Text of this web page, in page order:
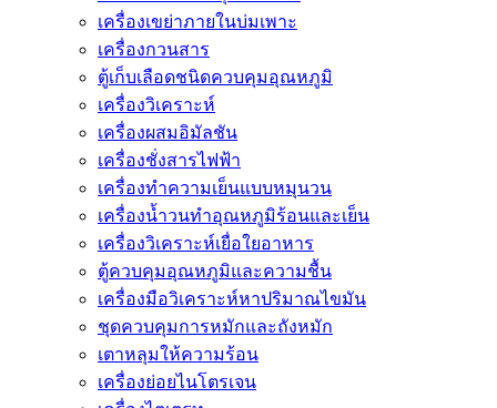
เครื่องเขย่าภายในบ่มเพาะ
เครื่องกวนสาร
ตู้เก็บเลือดชนิดควบคุมอุณหภูมิ
เครื่องวิเคราะห์
เครื่องผสมอิมัลชัน
เครื่องชั่งสารไฟฟ้า
เครื่องทำความเย็นแบบหมุนวน
เครื่องน้ำวนทำอุณหภูมิร้อนและเย็น
เครื่องวิเคราะห์เยื่อใยอาหาร
ตู้ควบคุมอุณหภูมิและความชื้น
เครื่องมือวิเคราะห์หาปริมาณไขมัน
ชุดควบคุมการหมักและถังหมัก
เตาหลุมให้ความร้อน
เครื่องย่อยไนโตรเจน